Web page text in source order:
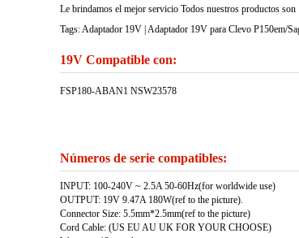
Le brindamos el mejor servicio Todos nuestros productos
Tags: Adaptador 19V | Adaptador 19V para Clevo P150em/
19V Compatible con:
FSP180-ABAN1 NSW23578
Números de serie compatibles:
INPUT: 100-240V ~ 2.5A 50-60Hz(for worldwide use)
OUTPUT: 19V 9.47A 180W(ref to the picture).
Connector Size: 5.5mm*2.5mm(ref to the picture)
Cord Cable: (US EU AU UK FOR YOUR CHOOSE)